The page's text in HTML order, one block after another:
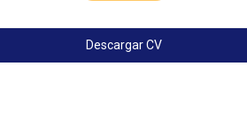
Descargar CV